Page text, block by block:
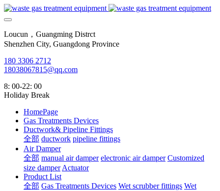
Loucun，Guangming Distrct
Shenzhen City, Guangdong Province
180 3306 2712
18038067815@qq.com
8: 00-22: 00
Holiday Break
HomePage
Gas Treatments Devices
Ductwork& Pipeline Fittings
全部 ductwork pipeline fittings
Air Damper
全部 manual air damper electronic air damper Customized
size damper Actuator
Product List
全部 Gas Treatments Devices Wet scrubber fittings Wet